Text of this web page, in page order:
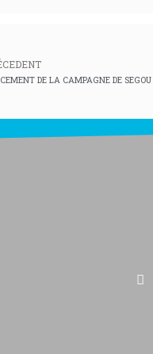
DE LA CAMPAGNE DE SEGOU